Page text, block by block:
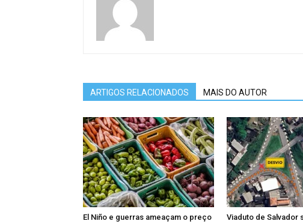
ARTIGOS RELACIONADOS MAIS DO AUTOR
El Niño e guerras ameaçam o preço
Viaduto de Salvador